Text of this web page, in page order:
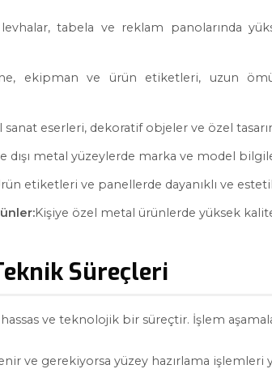
tabela ve reklam panolarında
ekipman ve ürün etiketleri, uzun
sanat eserleri, dekoratif objeler ve özel
dışı metal yüzeylerde marka ve model
etiketleri ve panellerde dayanıklı ve
Kişiye özel metal ürünlerde yüksek
Süreçleri
ve teknolojik bir süreçtir. İşlem
ve gerekiyorsa yüzey hazırlama işlemleri